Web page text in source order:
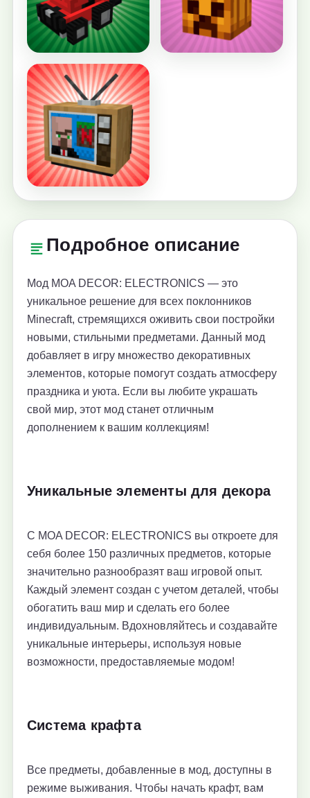
Подробное описание
Мод MOA DECOR: ELECTRONICS — это
уникальное решение для всех поклонников
Minecraft, стремящихся оживить свои постройки
новыми, стильными предметами. Данный мод
добавляет в игру множество декоративных
элементов, которые помогут создать атмосферу
праздника и уюта. Если вы любите украшать
свой мир, этот мод станет отличным
дополнением к вашим коллекциям!
Уникальные элементы для декора
С MOA DECOR: ELECTRONICS вы откроете для
себя более 150 различных предметов, которые
значительно разнообразят ваш игровой опыт.
Каждый элемент создан с учетом деталей, чтобы
обогатить ваш мир и сделать его более
индивидуальным. Вдохновляйтесь и создавайте
уникальные интерьеры, используя новые
возможности, предоставляемые модом!
Система крафта
Все предметы, добавленные в мод, доступны в
режиме выживания. Чтобы начать крафт, вам